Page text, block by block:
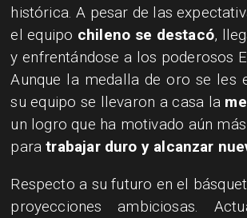
histórica. A pesar de las
el equipo chileno se destacó,
y enfrentándose a los poderosos
Aunque la medalla de oro se les
su equipo se llevaron a casa la
un logro que ha motivado aún
para trabajar duro y alcanzar
Respecto a su futuro en el
proyecciones ambiciosas.